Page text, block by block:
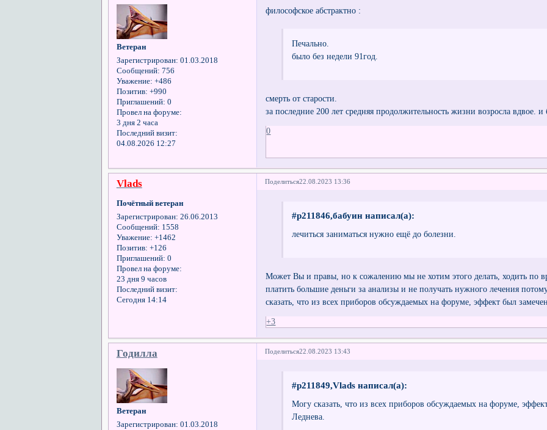
Ветеран
Зарегистрирован: 01.03.2018
Сообщений: 756
Уважение: +486
Позитив: +990
Приглашений: 0
Провел на форуме:
3 дня 2 часа
Последний визит:
04.08.2026 12:27
философское абстрактно :
Печально.
было без недели 91год.
смерть от старости.
за последние 200 лет средняя продолжительность жизни возросла вдвое. и
0
Поделиться22.08.2023 13:36
Vlads
Почётный ветеран
Зарегистрирован: 26.06.2013
Сообщений: 1558
Уважение: +1462
Позитив: +126
Приглашений: 0
Провел на форуме:
23 дня 9 часов
Последний визит:
Сегодня 14:14
#p211846,бабуин написал(а):
лечиться заниматься нужно ещё до болезни.
Может Вы и правы, но к сожалению мы не хотим этого делать, ходить по
платить большие деньги за анализы и не получать нужного лечения
сказать, что из всех приборов обсуждаемых на форуме, эффект был
+3
Поделиться22.08.2023 13:43
Годилла
Ветеран
Зарегистрирован: 01.03.2018
#p211849,Vlads написал(а):
Могу сказать, что из всех приборов обсуждаемых на форуме,
Леднева.